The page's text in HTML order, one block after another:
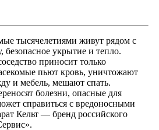
тысячелетиями живут рядом с
безопасное укрытие и тепло.
приносит только
пьют кровь, уничтожают
и мебель, мешают спать.
болезни, опасные для
справиться с вредоносными
Кельт — бренд российского